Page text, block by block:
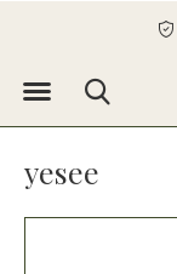
yesee